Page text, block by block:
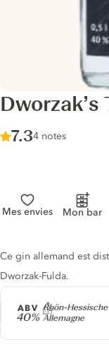
Dworzak’s
Score :
7.3/ 10
4 notes
Mes envies Mon bar
Producteur
Rhön-
Allemagne
ABV
40%
Description du gin
Ce gin allemand est
Dworzak-Fulda.